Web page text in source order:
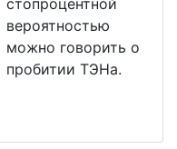
стопроцентной
вероятностью
можно говорить о
пробитии ТЭНа.